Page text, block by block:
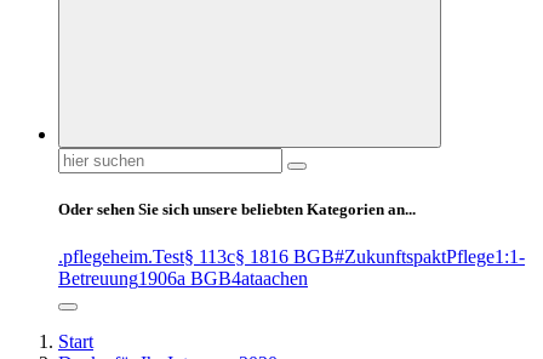
Suchen
nach:
Oder sehen Sie sich unsere beliebten Kategorien an...
.pflegeheim.Test§ 113c§ 1816 BGB#ZukunftspaktPflege1:1-
Betreuung1906a BGB4ataachen
Start